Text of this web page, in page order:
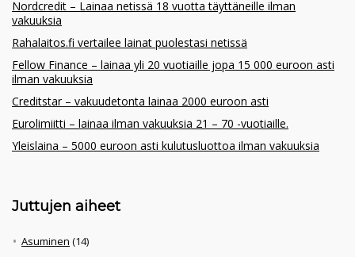
Nordcredit – Lainaa netissä 18 vuotta täyttäneille ilman
vakuuksia
Rahalaitos.fi vertailee lainat puolestasi netissä
Fellow Finance – lainaa yli 20 vuotiaille jopa 15 000 euroon asti
ilman vakuuksia
Creditstar – vakuudetonta lainaa 2000 euroon asti
Eurolimiitti – lainaa ilman vakuuksia 21 – 70 -vuotiaille.
Yleislaina – 5000 euroon asti kulutusluottoa ilman vakuuksia
Juttujen aiheet
Asuminen (14)